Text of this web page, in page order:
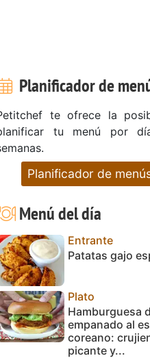
Planificador de
te ofrece la
tu menú por
Planificador de
Menú del día
Entrante
Patatas gajo
Plato
Hamburguesa
empanado al
coreano:
picante y...